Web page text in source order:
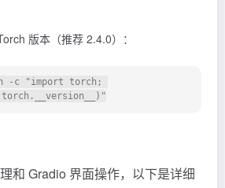
版本（推荐 2.4.0）：
-c "import torch;
和 Gradio 界面操作，以下是详细